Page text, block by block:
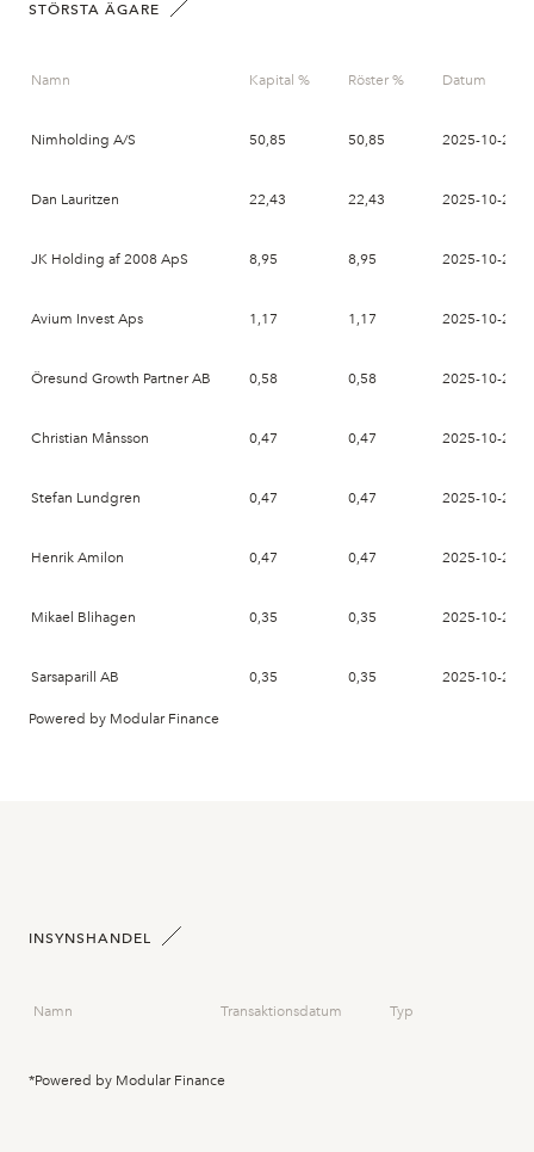
STÖRSTA ÄGARE
Namn Kapital % Röster % Datum
Nimholding A/S 50,85 50,85 2025-10-29
Dan Lauritzen 22,43 22,43 2025-10-29
JK Holding af 2008 ApS 8,95 8,95 2025-10-29
Avium Invest Aps 1,17 1,17 2025-10-29
Öresund Growth Partner AB 0,58 0,58 2025-10-29
Christian Månsson 0,47 0,47 2025-10-29
Stefan Lundgren 0,47 0,47 2025-10-29
Henrik Amilon 0,47 0,47 2025-10-29
Mikael Blihagen 0,35 0,35 2025-10-29
Sarsaparill AB 0,35 0,35 2025-10-29
Powered by Modular Finance
INSYNSHANDEL
Namn Transaktionsdatum Typ
*Powered by Modular Finance